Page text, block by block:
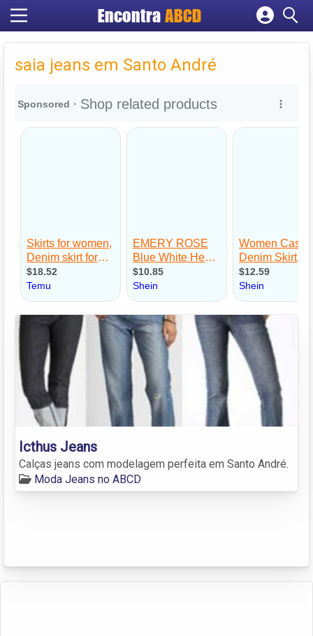
EncontraABCD
Cadastrar empresa
Criar conta
saia jeans em Santo André
Icthus Jeans
Calças jeans com modelagem perfeita em Santo André.
Moda Jeans no ABCD